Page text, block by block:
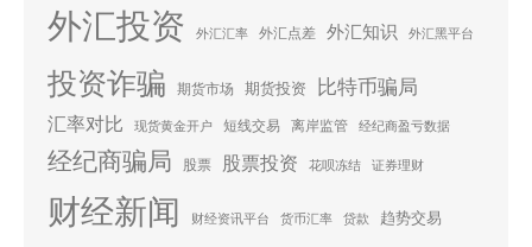
外汇投资 外汇汇率 外汇点差 外汇知识 外汇黑平台
投资诈骗 期货市场 期货投资 比特币骗局
汇率对比 现货黄金开户 短线交易 离岸监管 经纪商盈亏数据
经纪商骗局 股票 股票投资 花呗冻结 证券理财
财经新闻 财经资讯平台 货币汇率 贷款 趋势交易